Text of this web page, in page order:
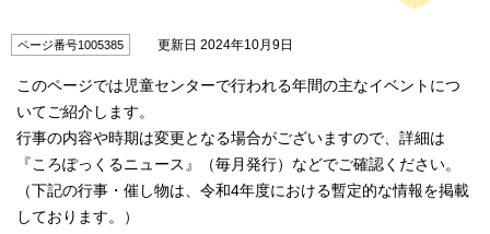
ページ番号1005385 更新日 2024年10月9日
このページでは児童センターで行われる年間の主なイベントにつ
いてご紹介します。
行事の内容や時期は変更となる場合がございますので、詳細は
『ころぽっくるニュース』（毎月発行）などでご確認ください。
（下記の行事・催し物は、令和4年度における暫定的な情報を掲載
しております。）